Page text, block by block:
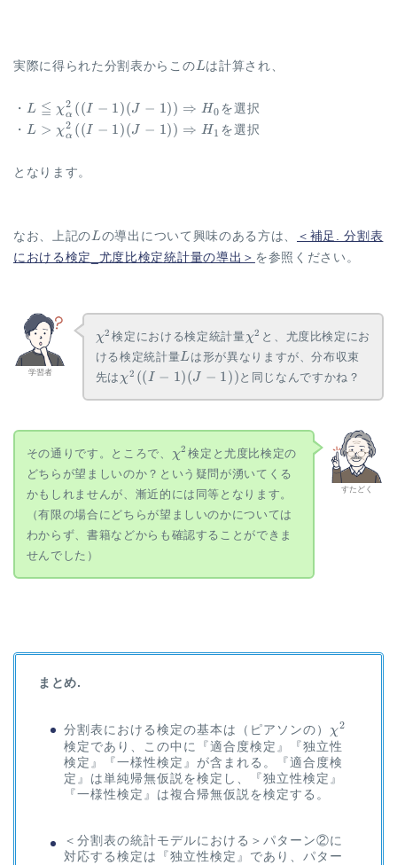
実際に得られた分割表からこの L
Lは計算され、
・ L \leqq
\chi^2_{\alpha}
((I-1)(J-1))
H_0
L ≦ χα
2 ((I − 1)(J − 1)) ⇒ H0 を選択
・ L \gt
\Rightarrow
L > χα
2 ((I − 1)(J − 1)) ⇒ H1 を選択
となります。
なお、上記のL
Lの導出について興味のある方は、
＜補足. 分割表
における検定_尤度比検定統計量の導出＞ を参照ください。
学習者
\chi^2
χ2 検定における検定統計量\chi^2
χ2 と、尤度比検定にお
ける検定統計量L
L は形が異なりますが、分布収束
先は \chi^2
χ2 ((I − 1)(J − 1)) と同じなんですかね？
すたどく
その通りです。ところで、 \chi^2
χ2 検定と尤度比検定の
どちらが望ましいのか？という疑問が湧いてくる
かもしれませんが、漸近的には同等となります。
（有限の場合にどちらが望ましいのかについては
わからず、書籍などからも確認することができま
せんでした）
まとめ.
分割表における検定の基本は（ピアソンの） \chi^2
χ2
検定であり、この中に『適合度検定』『独立性
検定』『一様性検定』が含まれる。『適合度検
定』は単純帰無仮説を検定し、『独立性検定』
『一様性検定』は複合帰無仮説を検定する。
＜分割表の統計モデルにおける＞パターン②に
対応する検定は『独立性検定』であり、パター